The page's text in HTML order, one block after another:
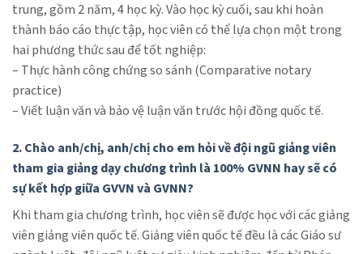
trung, gồm 2 năm, 4 học kỳ. Vào học kỳ cuối, sau khi hoàn
thành báo cáo thực tập, học viên có thể lựa chọn một trong
hai phương thức sau để tốt nghiệp:
– Thực hành công chứng so sánh (Comparative notary
practice)
– Viết luận văn và bảo vệ luận văn trước hội đồng quốc tế.
2. Chào anh/chị, anh/chị cho em hỏi về đội ngũ giảng viên
tham gia giảng dạy chương trình là 100% GVNN hay sẽ có
sự kết hợp giữa GVVN và GVNN?
Khi tham gia chương trình, học viên sẽ được học với các giảng
viên giảng viên quốc tế. Giảng viên quốc tế đều là các Giáo sư